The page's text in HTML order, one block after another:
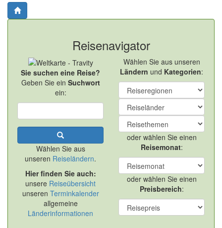
Reisenavigator
Sie suchen eine Reise?
Geben Sie ein Suchwort
ein:
Wählen Sie aus
unseren Reiseländern.
Hier finden Sie auch:
unsere Reiseübersicht
unseren Terminkalender
allgemeine
Länderinformationen
Wählen Sie aus unseren
Ländern und Kategorien:
oder wählen Sie einen
Reisemonat:
oder wählen Sie einen
Preisbereich: